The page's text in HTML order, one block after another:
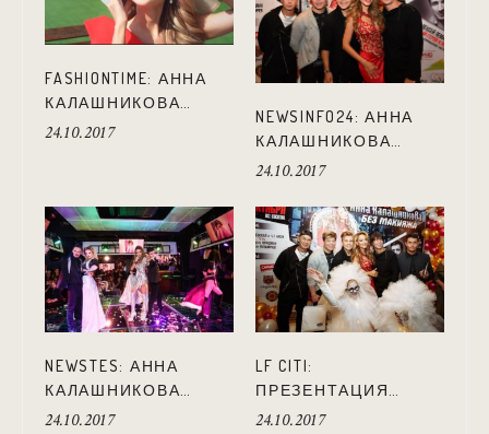
ГРАММОФОН»
FASHIONTIME: АННА
КАЛАШНИКОВА
ПРЕЗЕНТОВАЛА
24.10.2017
NEWSINFO24: АННА
КАЛАШНИКОВА
ПРЕЗЕНТОВАЛА
МАКИЯЖА»
24.10.2017
NEWSTES: АННА
КАЛАШНИКОВА
ПРЕЗЕНТОВАЛА
24.10.2017
LF CITI:
ПРЕЗЕНТАЦИЯ
КЛИПА АННЫ
24.10.2017